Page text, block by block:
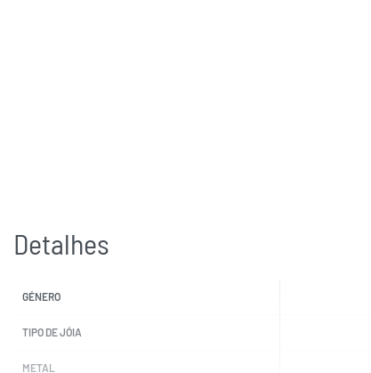
Detalhes
GÉNERO
TIPO DE JÓIA
METAL